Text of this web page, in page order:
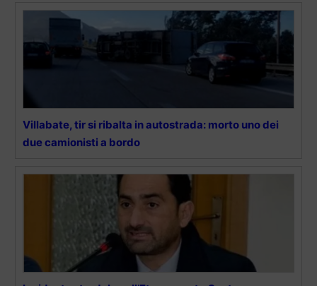
Villabate, tir si ribalta in autostrada: morto uno dei
due camionisti a bordo